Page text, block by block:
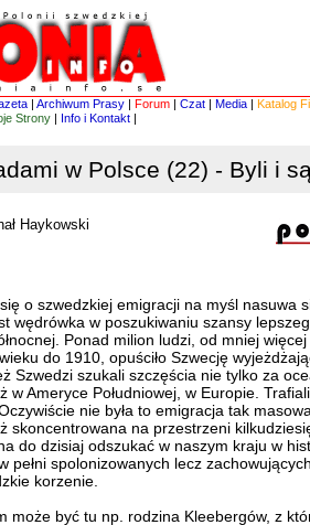
| Archiwum Prasy | Forum | Czat | Media | Katalog
Strony | Info i Kontakt |
w Polsce (22) - Byli i
Haykowski
o szwedzkiej emigracji na myśl nasuwa
wędrówka w poszukiwaniu szansy
Ponad milion ludzi, od mniej więcej
do 1910, opuściło Szwecję
Szwedzi szukali szczęścia nie tylko za
w Ameryce Południowej, w Europie.
nie była to emigracja tak
skoncentrowana na przestrzeni
do dzisiaj odszukać w naszym kraju w
pełni spolonizowanych lecz
korzenie.
może być tu np. rodzina Kleebergów, z